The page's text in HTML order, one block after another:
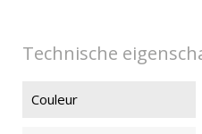
Technische
Couleur